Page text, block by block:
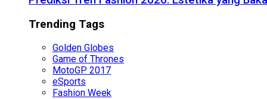
Trending Tags
Golden Globes
Game of Thrones
MotoGP 2017
eSports
Fashion Week